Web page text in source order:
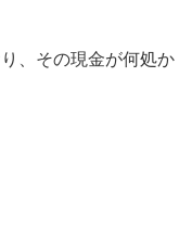
、その現金が何処か